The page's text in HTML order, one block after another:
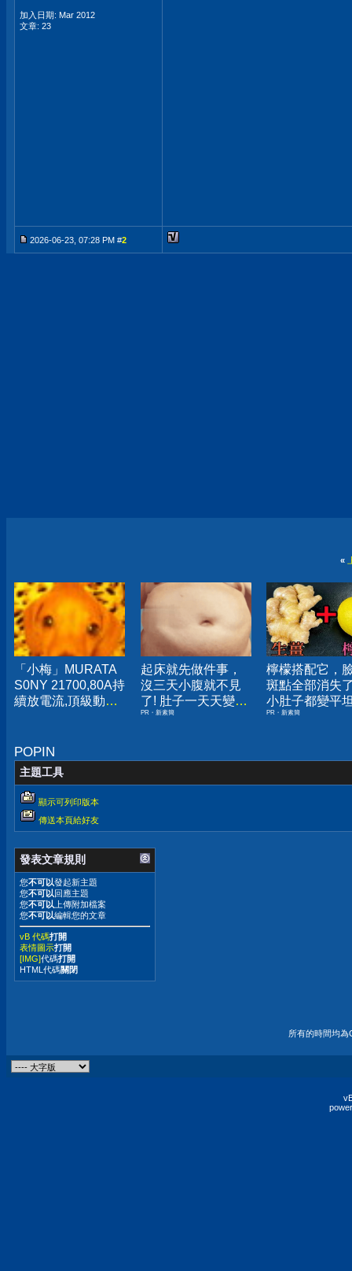
加入日期: Mar 2012
文章: 23
2026-06-23, 07:28 PM #2
«
「小梅」MURATA
S0NY 21700,80A持
續放電流,頂級動力
US21700VTC6
起床就先做件事，
沒三天小腹就不見
了! 肚子一天天變
小！
PR・新素簡
檸檬搭配它，
斑點全部消失
小肚子都變平
PR・新素簡
POPIN
主題工具
顯示可列印版本
傳送本頁給好友
發表文章規則
您不可以發起新主題
您不可以回應主題
您不可以 上傳附加檔案
您不可以編輯您的文章
vB 代碼打開
表情圖示打開
[IMG]代碼打開
HTML代碼關閉
所有的時間均為